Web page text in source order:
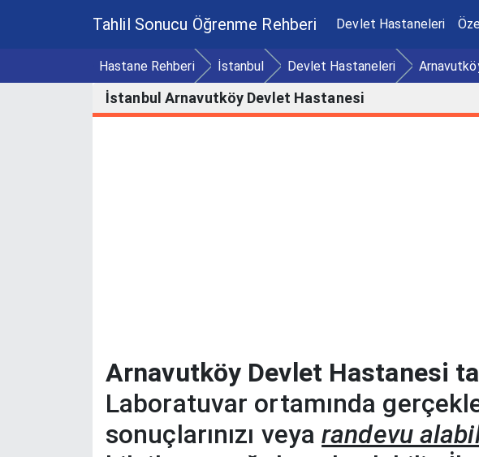
Tahlil Sonucu Öğrenme Rehberi Devlet Hastaneleri
Hastane Rehberi İstanbul Devlet Hastaneleri
İstanbul Arnavutköy Devlet Hastanesi
Arnavutköy Devlet Hastanesi
Laboratuvar ortamında
sonuçlarınızı veyarandevu